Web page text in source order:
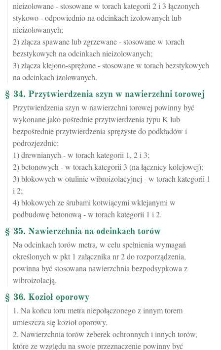
nieizolowane - stosowane w torach kategorii 2 i 3 łączonych
stykowo - odpowiednio na odcinkach izolowanych lub
nieizolowanych;
2) złącza spawane lub zgrzewane - stosowane w torach
bezstykowych na odcinkach nieizolowanych;
3) złącza klejono-sprężone - stosowane w torach bezstykowych
na odcinkach izolowanych.
§ 34. Przytwierdzenia szyn w nawierzchni torowej
Przytwierdzenia szyn w nawierzchni torowej powinny być
wykonane jako pośrednie przytwierdzenia typu K lub
bezpośrednie przytwierdzenia sprężyste do podkładów i
podrozjezdnic:
1) drewnianych - w torach kategorii 1, 2 i 3;
2) betonowych - w torach kategorii 3 (na łącznicy kolejowej);
3) blokowych w otulinie wibroizolacyjnej - w torach kategorii 1
i 2;
4) blokowych ze śrubami kotwiącymi wklejanymi w
podbudowę betonową - w torach kategorii 1 i 2.
§ 35. Nawierzchnia na odcinkach torów
Na odcinkach torów metra, w celu spełnienia wymagań
określonych w pkt 1 załącznika nr 2 do rozporządzenia,
powinna być stosowana nawierzchnia bezpodsypkowa z
wibroizolacją.
§ 36. Kozioł oporowy
1. Na końcu toru metra niepołączonego z innym torem
umieszcza się kozioł oporowy.
2. Nawierzchnia torów żeberek ochronnych i innych torów,
które ze względu na swoje przeznaczenie powinny być